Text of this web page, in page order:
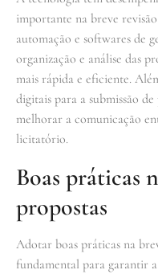
importante na breve
automação e softwares de
organização e análise das
mais rápida e eficiente.
digitais para a submissão
melhorar a comunicação
licitatório.
Boas práticas
propostas
Adotar boas práticas na
fundamental para garantir